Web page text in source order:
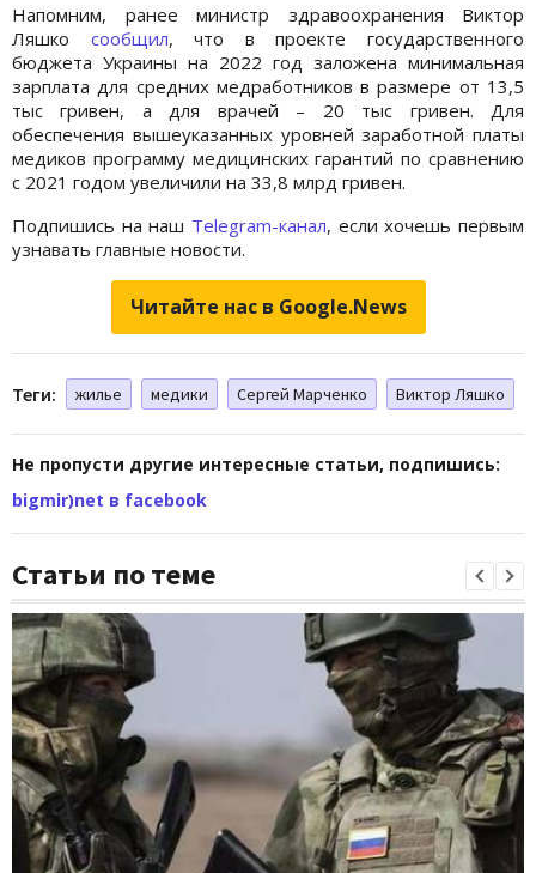
Напомним, ранее министр здравоохранения Виктор
Ляшко сообщил, что в проекте государственного
бюджета Украины на 2022 год заложена минимальная
зарплата для средних медработников в размере от 13,5
тыс гривен, а для врачей – 20 тыс гривен. Для
обеспечения вышеуказанных уровней заработной платы
медиков программу медицинских гарантий по сравнению
с 2021 годом увеличили на 33,8 млрд гривен.
Подпишись на наш Telegram-канал, если хочешь первым
узнавать главные новости.
Читайте нас в Google.News
Теги: жилье медики Сергей Марченко Виктор Ляшко
Не пропусти другие интересные статьи, подпишись:
bigmir)net в facebook
Статьи по теме